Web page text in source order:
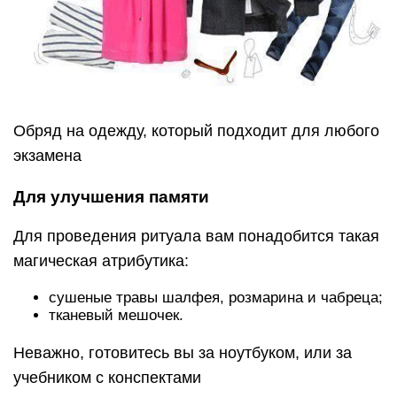
Обряд на одежду, который подходит для любого
экзамена
Для улучшения памяти
Для проведения ритуала вам понадобится такая
магическая атрибутика:
сушеные травы шалфея, розмарина и чабреца;
тканевый мешочек.
Неважно, готовитесь вы за ноутбуком, или за
учебником с конспектами